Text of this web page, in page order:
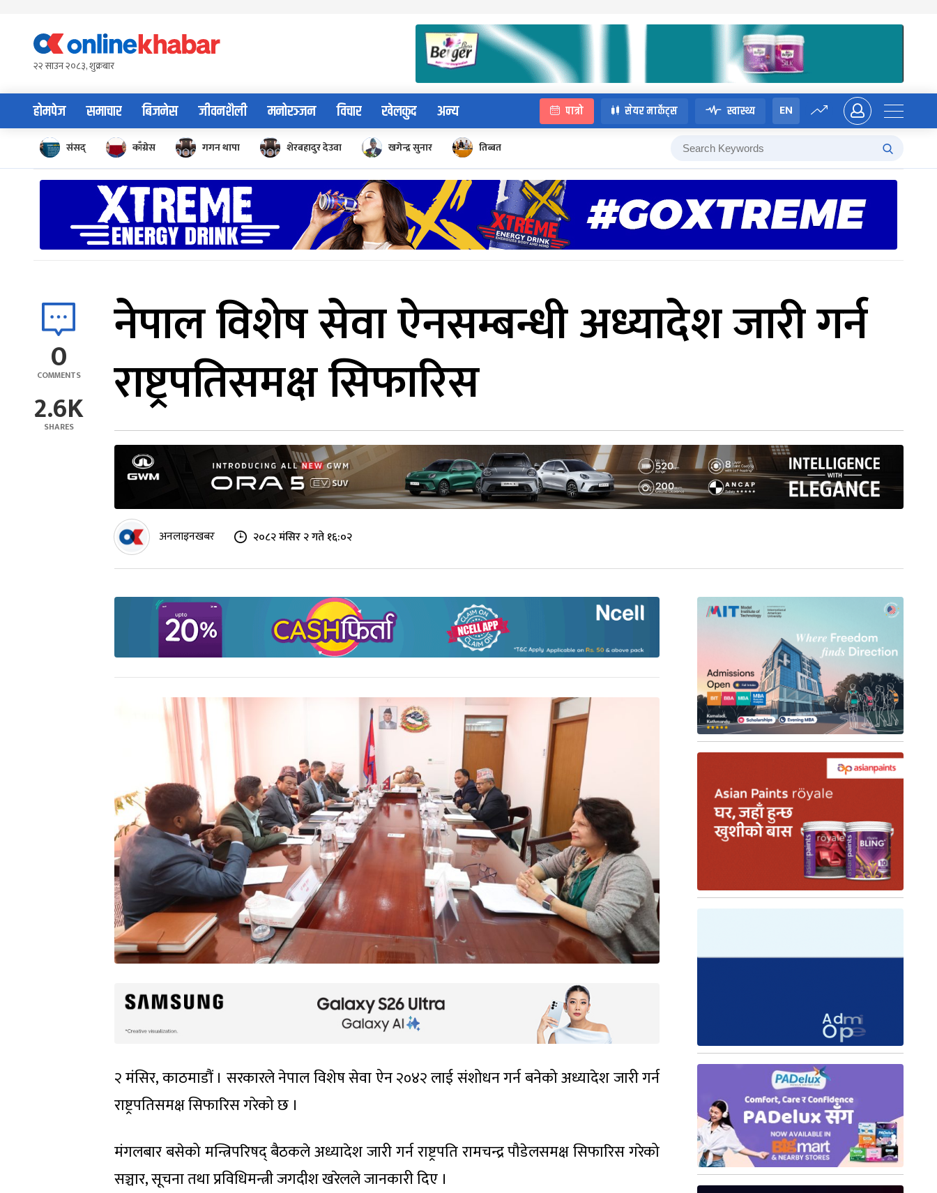
content२२ साउन २०८३, शुक्रबार
होमपेज समाचार बिजनेस जीवनशैली मनोरञ्जन विचार खेलकुद अन्य पात्रो सेयर मार्केट्स स्वास्थ्य EN
संसद् काँग्रेस गगन थापा शेरबहादुर देउवा खगेन्द्र सुनार तिब्बत
0
COMMENTS
2.6K
SHARES
नेपाल विशेष सेवा ऐनसम्बन्धी अध्यादेश जारी गर्न
राष्ट्रपतिसमक्ष सिफारिस
अनलाइनखबर २०८२ मंसिर २ गते १६:०२
२ मंसिर, काठमाडौं । सरकारले नेपाल विशेष सेवा ऐन २०४२ लाई संशोधन गर्न बनेको अध्यादेश जारी गर्न
राष्ट्रपतिसमक्ष सिफारिस गरेको छ ।
मंगलबार बसेको मन्त्रिपरिषद् बैठकले अध्यादेश जारी गर्न राष्ट्रपति रामचन्द्र पौडेलसमक्ष सिफारिस गरेको
सञ्चार, सूचना तथा प्रविधिमन्त्री जगदीश खरेलले जानकारी दिए ।